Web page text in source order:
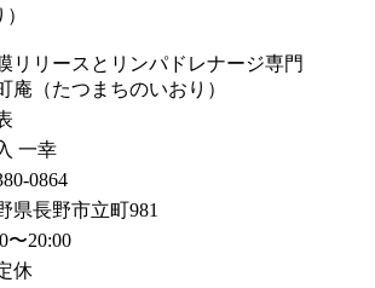
リリースとリンパドレナージ専門
庵（たつまちのいおり）
一幸
0864
県長野市立町981
〜20:00
休